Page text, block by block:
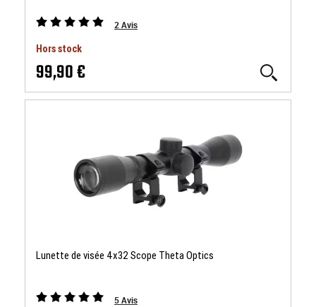
2Avis
Hors stock
99,90 €
Lunette de visée 4x32 Scope Theta Optics
5Avis